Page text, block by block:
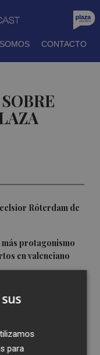
CONTACTO
Róterdam de
protagonismo
en valenciano
Women en casa
del Tajo al Segura:
para